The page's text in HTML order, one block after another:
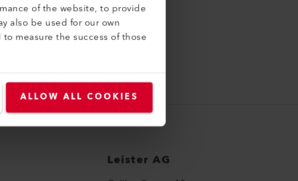
of the website, to provide
also be used for our own
measure the success of those
ALLOW ALL COOKIES
Leister AG